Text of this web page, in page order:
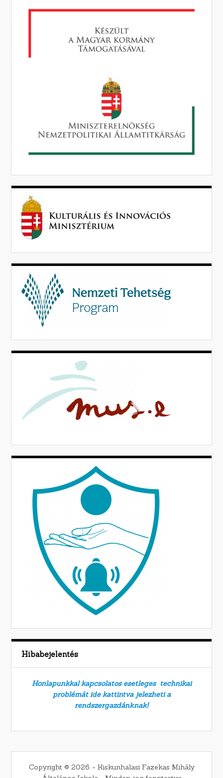
Hibabejelentés
Honlapunkkal kapcsolatos esetleges technikai
problémát ide kattintva jelezheti a
rendszergazdánknak!
Copyright © 2026. − Kiskunhalasi Fazekas Mihály